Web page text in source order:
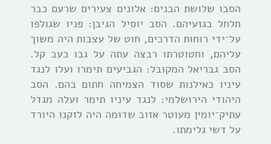
הסבו שלושת הבנים: אלונים צעירים שרעם כבר
חלחל בגזעיהם. הסב יוסיל הגיבן: פניו שגולפו
על־ידי רוחות הדרכים, חוט של עצבות היה משוך
עליהם, וחטוטרתו רבצה עתה על גבו כעב קל.
הסב גבריאל המקובל: הגביעים תימרו ועלו לנגד
עיניו כאילנות שסוד הצמיחה חתום בהם. הסב
היהודי הירושלמי: לנגד עיניו תימר ועלה מגדל
עתיק־יומין מעוטר אזוב שדומה היה לזקנו היורד
על דשי גלימתו.